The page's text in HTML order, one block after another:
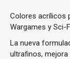
Colores acrílicos
Wargames y Sci-
La nueva
ultrafinos, mejora